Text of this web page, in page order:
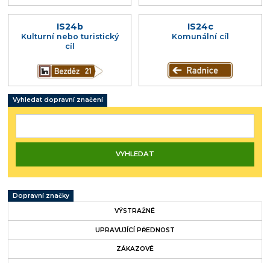
IS24b
Kulturní nebo turistický
cíl
IS24c
Komunální cíl
Vyhledat dopravní značení
Dopravní značky
VÝSTRAŽNÉ
UPRAVUJÍCÍ PŘEDNOST
ZÁKAZOVÉ